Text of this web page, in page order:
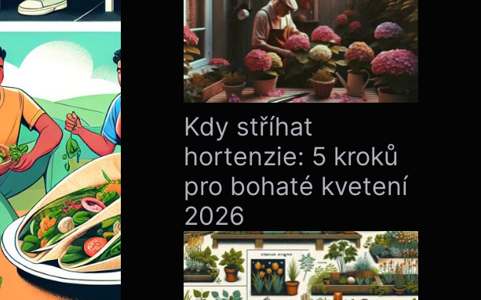
Kdy stříhat
hortenzie: 5 kroků
pro bohaté kvetení
2026